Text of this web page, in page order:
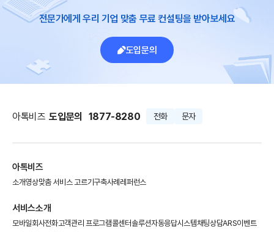
전문가에게 우리 기업 맞춤 무료 컨설팅을 받아보세요
도입문의
아톡비즈 도입문의 1877-8280 전화 문자
아톡비즈
소개영상맞춤 서비스 고르기구축사례 레퍼런스
서비스소개
모바일회사전화고객관리 프로그램콜센터솔루션자동응답시스템채팅상담ARS이벤트